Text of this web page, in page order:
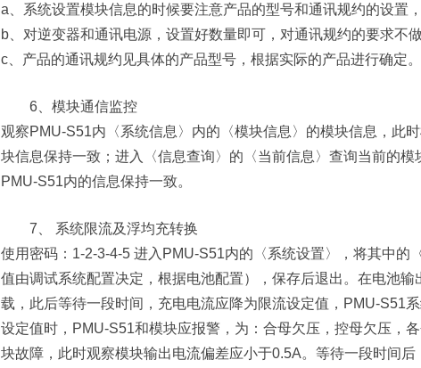
a、系统设置模块信息的时候要注意产品的型号和通讯规约的设置
b、对逆变器和通讯电源，设置好数量即可，对通讯规约的要求不做
c、产品的通讯规约见具体的产品型号，根据实际的产品进行确定。
6、模块通信监控
观察PMU-S51内〈系统信息〉内的〈模块信息〉的模块信息，此
块信息保持一致；进入〈信息查询〉的〈当前信息〉查询当前的
PMU-S51内的信息保持一致。
7、 系统限流及浮均充转换
使用密码：1-2-3-4-5 进入PMU-S51内的〈系统设置〉，将其中的
值由调试系统配置决定，根据电池配置），保存后退出。在电池
载，此后等待一段时间，充电电流应降为限流设定值，PMU-S51
设定值时，PMU-S51和模块应报警，为：合母欠压，控母欠压，
块故障，此时观察模块输出电流偏差应小于0.5A。等待一段时间